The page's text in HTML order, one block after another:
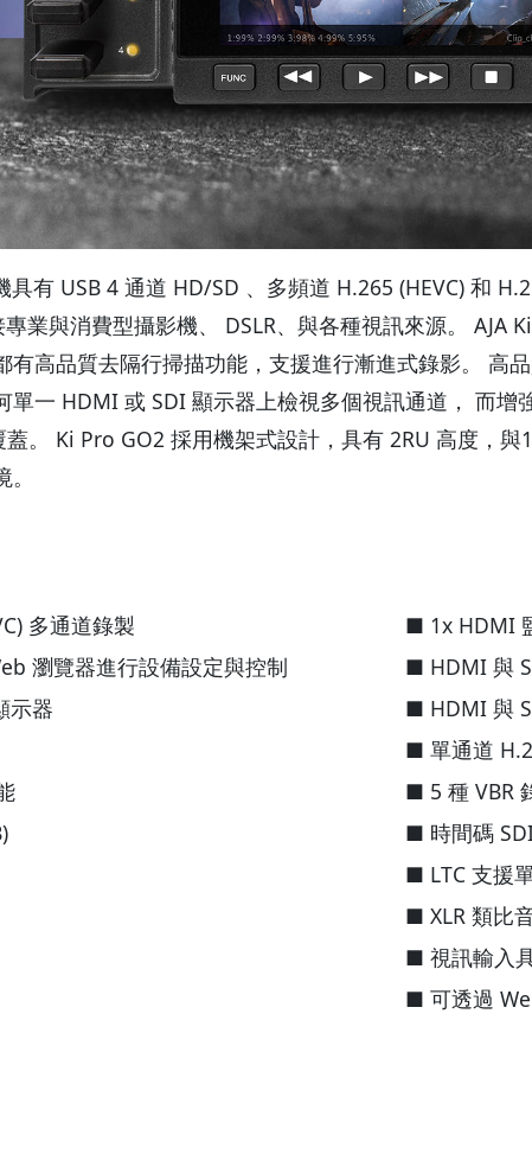
有 USB 4 通道 HD/SD 、多頻道 H.265 (HEVC) 和
業與消費型攝影機、 DSLR、與各種視訊來源。 AJA
有高品質去隔行掃描功能，支援進行漸進式錄影。 高
單一 HDMI 或 SDI 顯示器上檢視多個視訊通道， 而
。 Ki Pro GO2 採用機架式設計，具有 2RU 高度，
多通道錄製
瀏覽器進行設備設定與控制
示器
■ 1x HDMI
■ HDMI 與
■ HDMI 與
■ 單通道
■ 5 種 VBR
■ 時間碼
■ LTC 支援
■ XLR 類比
■ 視訊輸入
■ 可透過